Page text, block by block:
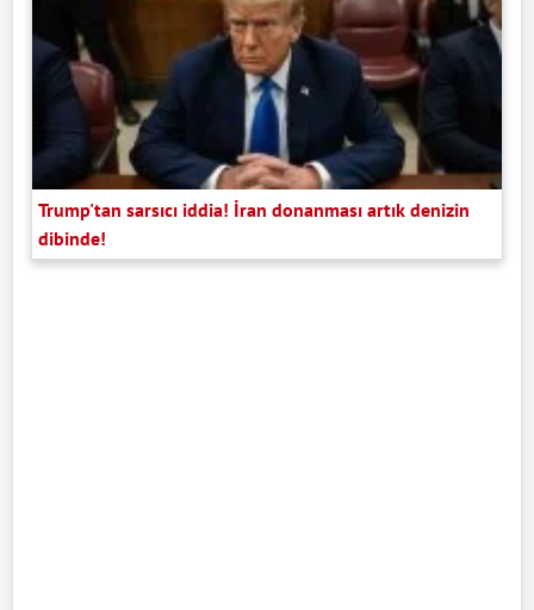
Trump'tan sarsıcı iddia! İran donanması artık denizin
dibinde!